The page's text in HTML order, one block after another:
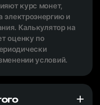
курс монет,
электроэнергию и
Калькулятор на
оценку по
условий.